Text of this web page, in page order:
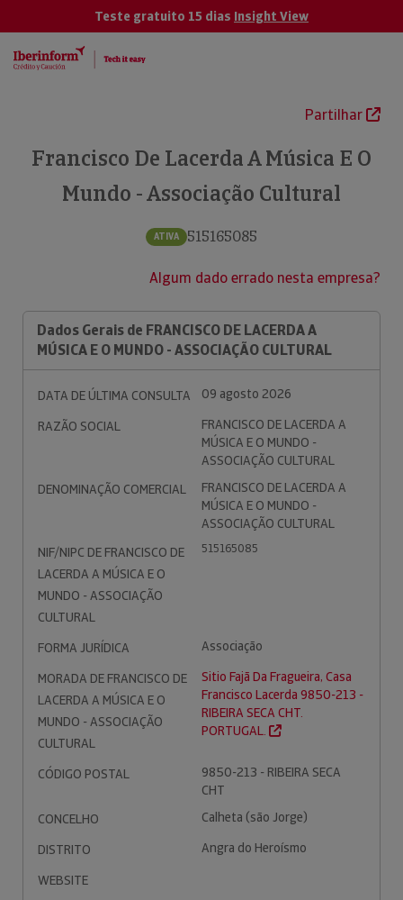
Teste gratuito 15 dias Insight View
Partilhar
Francisco De Lacerda A Música E O
Mundo - Associação Cultural
ATIVA 515165085
Algum dado errado nesta empresa?
Dados Gerais de FRANCISCO DE LACERDA A
MÚSICA E O MUNDO - ASSOCIAÇÃO CULTURAL
DATA DE ÚLTIMA CONSULTA
09 agosto 2026
RAZÃO SOCIAL
FRANCISCO DE LACERDA A
MÚSICA E O MUNDO -
ASSOCIAÇÃO CULTURAL
DENOMINAÇÃO COMERCIAL
FRANCISCO DE LACERDA A
MÚSICA E O MUNDO -
ASSOCIAÇÃO CULTURAL
NIF/NIPC DE FRANCISCO DE
LACERDA A MÚSICA E O
MUNDO - ASSOCIAÇÃO
CULTURAL
515165085
FORMA JURÍDICA
Associação
MORADA DE FRANCISCO DE
LACERDA A MÚSICA E O
MUNDO - ASSOCIAÇÃO
CULTURAL
Sitio Fajã Da Fragueira, Casa
Francisco Lacerda 9850-213 -
RIBEIRA SECA CHT.
PORTUGAL.
CÓDIGO POSTAL
9850-213 - RIBEIRA SECA
CHT
CONCELHO
Calheta (são Jorge)
DISTRITO
Angra do Heroísmo
WEBSITE